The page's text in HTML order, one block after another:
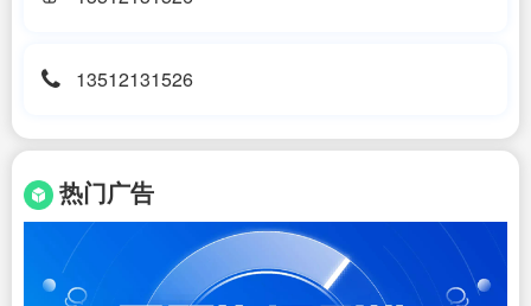
13512131526
热门广告